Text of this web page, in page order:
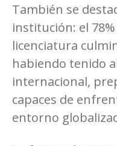
También se
institución: el
licenciatura
habiendo tenido
internacional,
capaces de
entorno